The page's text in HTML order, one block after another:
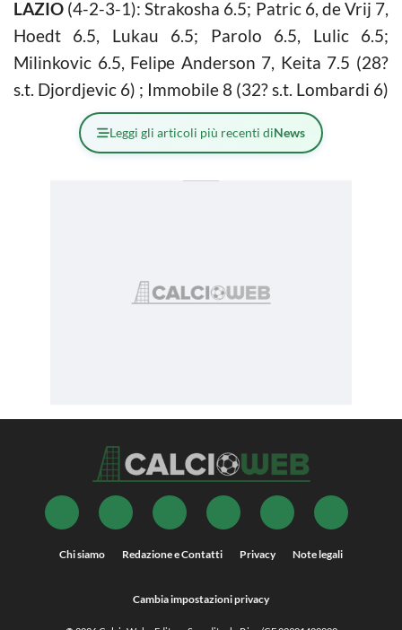
LAZIO (4-2-3-1): Strakosha 6.5; Patric 6, de Vrij 7,
Hoedt 6.5, Lukau 6.5; Parolo 6.5, Lulic 6.5;
Milinkovic 6.5, Felipe Anderson 7, Keita 7.5 (28?
s.t. Djordjevic 6) ; Immobile 8 (32? s.t. Lombardi 6)
Leggi gli articoli più recenti diNews
Chi siamo Redazione e Contatti Privacy Note legali
Cambia impostazioni privacy